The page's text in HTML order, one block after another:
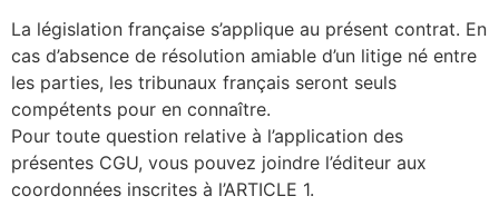
La législation française s’applique au présent contrat. En
cas d’absence de résolution amiable d’un litige né entre
les parties, les tribunaux français seront seuls
compétents pour en connaître.
Pour toute question relative à l’application des
présentes CGU, vous pouvez joindre l’éditeur aux
coordonnées inscrites à l’ARTICLE 1.